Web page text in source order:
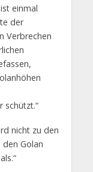
einmal
der
Verbrechen
schützt.“
nicht zu den
den Golan